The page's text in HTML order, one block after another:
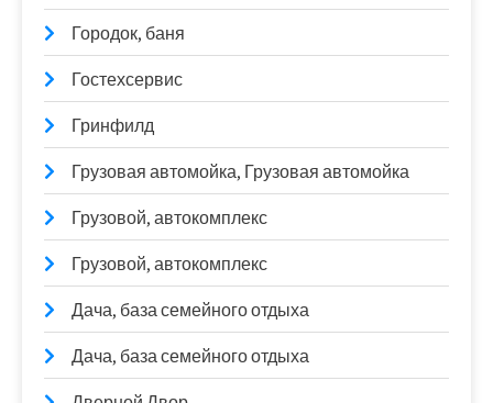
Городок, баня
Гостехсервис
Гринфилд
Грузовая автомойка, Грузовая автомойка
Грузовой, автокомплекс
Грузовой, автокомплекс
Дача, база семейного отдыха
Дача, база семейного отдыха